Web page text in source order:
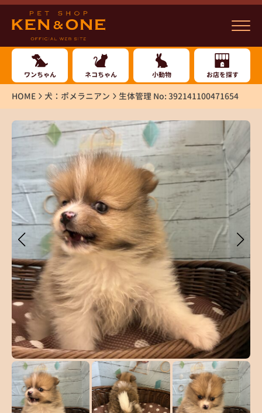
ワンちゃん ネコちゃん 小動物 お店を探す
HOME 犬：ポメラニアン 生体管理 No: 392141100471654